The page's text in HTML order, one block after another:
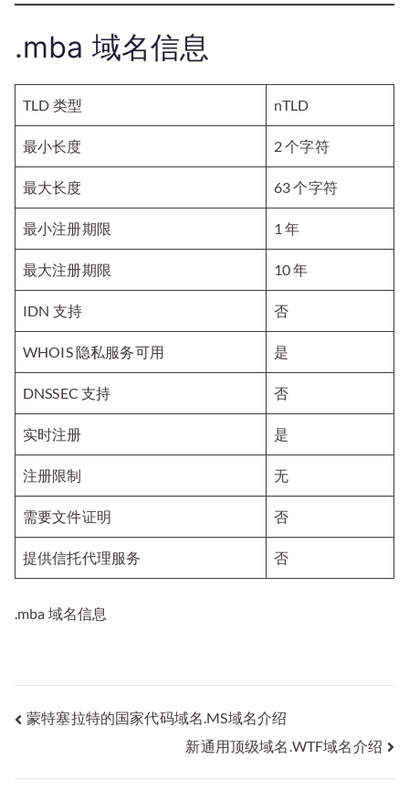
.mba 域名信息
TLD 类型 nTLD
最小长度 2 个字符
最大长度 63 个字符
最小注册期限 1 年
最大注册期限 10 年
IDN 支持 否
WHOIS 隐私服务可用 是
DNSSEC 支持 否
实时注册 是
注册限制 无
需要文件证明 否
提供信托代理服务 否
.mba 域名信息
文
蒙特塞拉特的国家代码域名.MS域名介绍
新通用顶级域名.WTF域名介绍